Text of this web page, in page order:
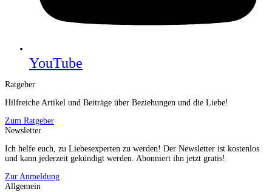
YouTube
Ratgeber
Hilfreiche Artikel und Beiträge über Beziehungen und die Liebe!
Zum Ratgeber
Newsletter
Ich helfe euch, zu Liebesexperten zu werden! Der Newsletter ist kostenlos
und kann jederzeit gekündigt werden. Abonniert ihn jetzt gratis!
Zur Anmeldung
Allgemein